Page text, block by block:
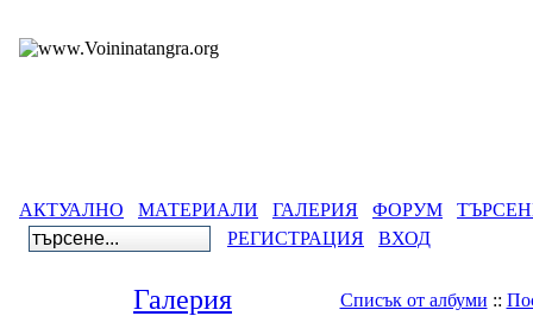
АКТУАЛНО МАТЕРИАЛИ ГАЛЕРИЯ ФОРУМ
РЕГИСТРАЦИЯ
ВХОД
Галерия Списък от албуми ::